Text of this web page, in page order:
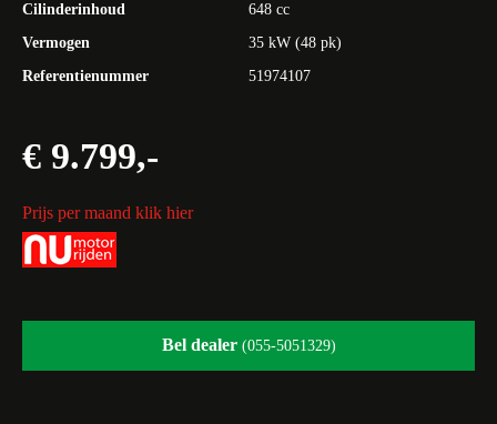
Cilinderinhoud
648 cc
Vermogen
35 kW (48 pk)
Referentienummer
51974107
€ 9.799,-
Prijs per maand klik hier
Bel dealer (055-5051329)